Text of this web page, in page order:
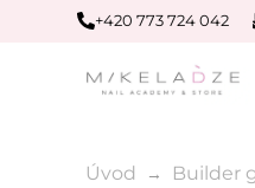
+420 773 724 042
Úvod Builder